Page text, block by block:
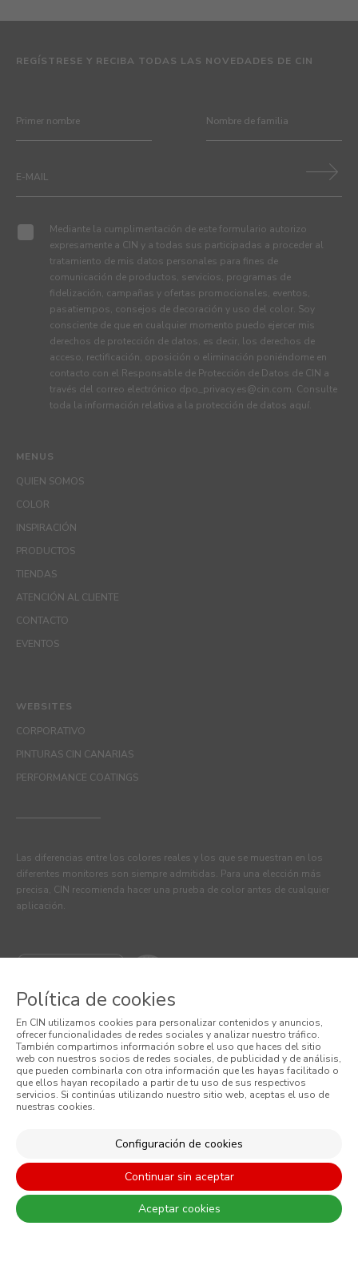
MENUS
QUIEN SOMOS
COLOR
INSPIRACIÓN
PRODUCTOS
TIENDAS
ATENCIÓN AL CLIENTE
CONTACTO
EVENTOS
REGÍSTRESE Y RECIBA TODAS LAS NOVEDADES DE CIN
Mediante la cumplimentación de este formulario autorizo
expresamente a CIN y a todas sus participadas a proceder al
tratamiento de mis datos personales para fines de
comunicación de productos, servicios, programas de
fidelización, campañas y ofertas promocionales, eventos,
pasatiempos, consejos de decoración y uso del color. Soy
consciente de que en cualquier momento puedo ejercer mis
derechos de protección de datos, es decir, los derechos de
acceso, rectificación, oposición o eliminación poniéndome en
contacto con el Responsable de Protección de Datos de CIN a
través del correo electrónico dpo_privacy.es@cin.com. Consulte
toda la información relativa a la protección de datos aquí.
WEBSITES
CORPORATIVO
PINTURAS CIN CANARIAS
PERFORMANCE COATINGS
Las diferencias entre los colores reales y los que se muestran en los
diferentes monitores son siempre admitidas. Para una elección más
precisa, CIN recomienda hacer una prueba de color antes de cualquier
aplicación.
© 2026 CIN, S.A.
Términos y Condiciones
Política de Privacidad
Política de Cookies
Condiciones Generales de Venta
Política de cookies
En CIN utilizamos cookies para personalizar contenidos y anuncios,
ofrecer funcionalidades de redes sociales y analizar nuestro tráfico.
También compartimos información sobre el uso que haces del sitio
web con nuestros socios de redes sociales, de publicidad y de análisis,
que pueden combinarla con otra información que les hayas facilitado o
que ellos hayan recopilado a partir de tu uso de sus respectivos
servicios. Si continúas utilizando nuestro sitio web, aceptas el uso de
nuestras cookies.
Configuración de cookies
Continuar sin aceptar
Aceptar cookies